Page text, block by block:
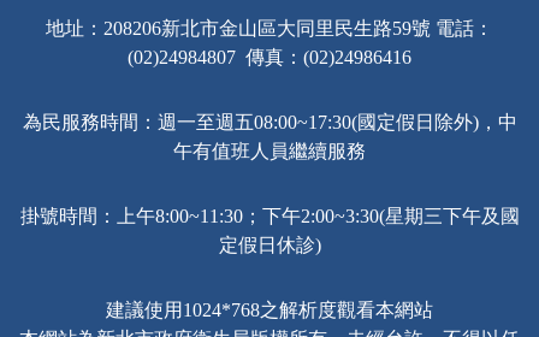
地址：208206新北市金山區大同里民生路59號 電話：
(02)24984807 傳真：(02)24986416
為民服務時間：週一至週五08:00~17:30(國定假日除外)，中
午有值班人員繼續服務
掛號時間：上午8:00~11:30；下午2:00~3:30(星期三下午及國
定假日休診)
建議使用1024*768之解析度觀看本網站